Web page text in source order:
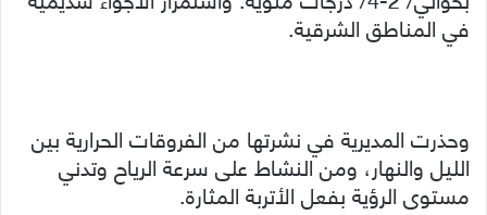
في المناطق الشرقية.
وحذرت المديرية في نشرتها من الفروقات الحرارية بين
الليل والنهار، ومن النشاط على سرعة الرياح وتدني
مستوى الرؤية بفعل الأتربة المثارة.